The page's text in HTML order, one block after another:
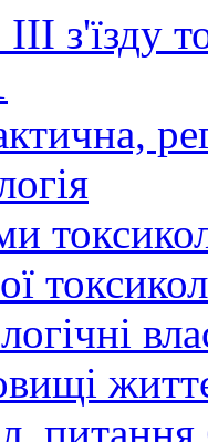
з'їзду